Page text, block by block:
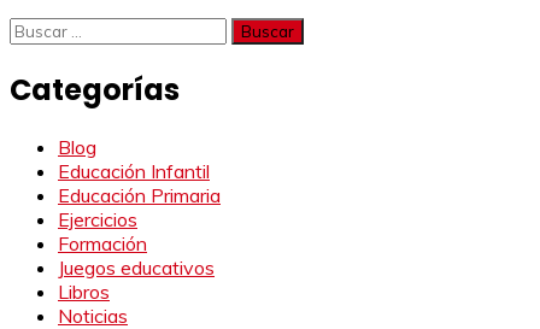
Buscar:
Categorías
Blog
Educación Infantil
Educación Primaria
Ejercicios
Formación
Juegos educativos
Libros
Noticias